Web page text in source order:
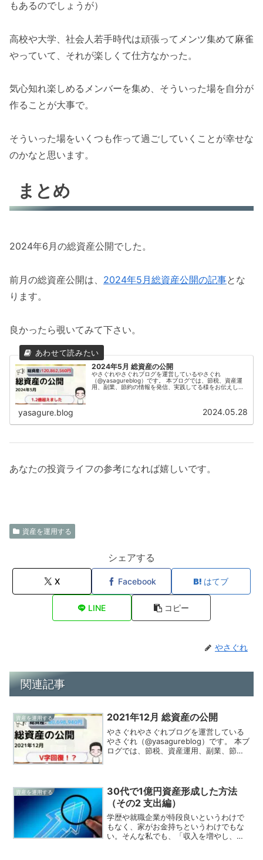
もあるのでしょうが）
高校や大学、社会人若手時代は頑張ってメンツ集めて麻雀
やっていて、それが楽しくて仕方なかった。
気心知れ楽しめるメンバーを集め、そういった場を自分が
作ることが大事で。
そういった場をいくつも作って過ごしていくことが幸せな
のかなと思います。
まとめ
2024年6月の総資産公開でした。
前月の総資産公開は、 2024年5月総資産公開の記事とな
ります。
良かったら覗いてみて下さい。
2024年5月 総資産の公開
やさぐれやさぐれブログを運営しているやさぐれ
（@yasagureblog）です。 本ブログでは、節税、資産運
用、副業、節約の情報を発信、実践してる様をお伝えして
yasagure.blog 2024.05.28
あなたの投資ライフの参考になれば嬉しいです。
資産を運用する
シェアする
X Facebook はてブ
LINE コピー
やさぐれ
関連記事
資産を運用する 2021年12月 総資産の公開
やさぐれやさぐれブログを運営している
やさぐれ（@yasagureblog）です。 本ブ
ログでは、節税、資産運用、副業、節約
は...
資産を運用する
30代で1億円資産形成した方法
（その2 支出編）
学歴や就職企業が特段良いというわけで
もなく、家がお金持ちというわけでもな
い。そんな私でも、「収入を増やし、支